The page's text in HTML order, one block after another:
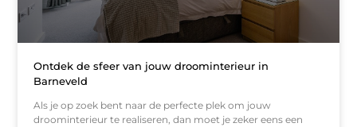
Ontdek de sfeer van jouw droominterieur in
Barneveld
Als je op zoek bent naar de perfecte plek om jouw
droominterieur te realiseren, dan moet je zeker eens een